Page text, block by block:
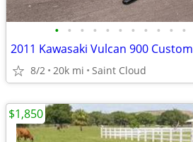
• • • • • • • • • • •
2011 Kawasaki Vulcan 900 Custom
8/2 20k mi Saint Cloud
$1,850